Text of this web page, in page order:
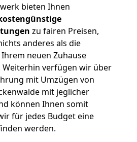
bieten Ihnen
zu fairen Preisen,
anderes als die
neuen Zuhause
verfügen wir über
mit Umzügen von
mit jeglicher
können Ihnen somit
für jedes Budget eine
werden.